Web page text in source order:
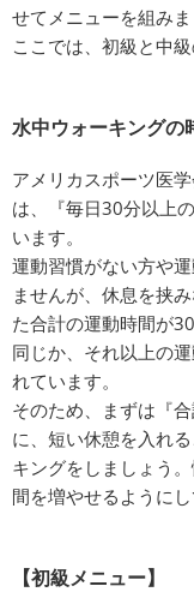
せてメニューを組みま
ここでは、初級と中
水中ウォーキングの
アメリカスポーツ医
は、『毎日30分以上
います。
運動習慣がない方や
ませんが、休息を挟
た合計の運動時間が
同じか、それ以上の
れています。
そのため、まずは『
に、短い休憩を入れ
キングをしましょう
間を増やせるように
【初級メニュー】